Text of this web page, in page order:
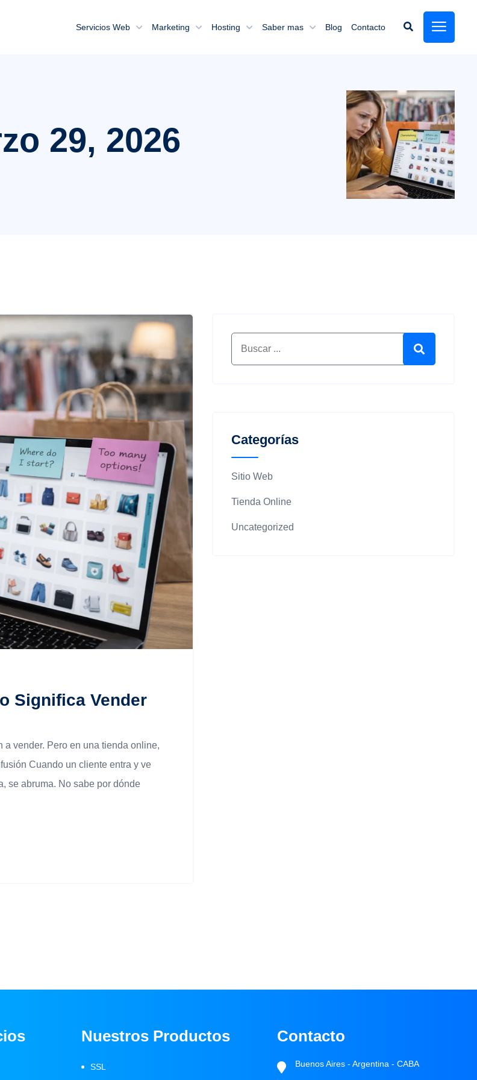
Servicios Web Marketing Hosting Saber mas Blog Contacto
29, 2026
Significa Vender
a vender. Pero en una tienda online,
Cuando un cliente entra y ve
se abruma. No sabe por dónde
Categorías
Sitio Web
Tienda Online
Uncategorized
Nuestros Productos
SSL
Contacto
Buenos Aires - Argentina - CABA